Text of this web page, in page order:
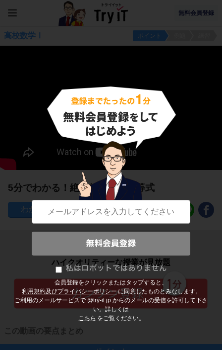
無料会員登録
会員登録をクリックまたはタップすると、
利用規約及びプライバシーポリシー に同意したものとみなします。
ご利用のメールサービスで @try-it.jp からのメールの受信を許可して下さ
い。詳しくは
こちら をご覧ください。
高校数学Ⅰ ポイント
5分でわかる！絶対値を含む不等式
568
子どもの勉強から大人の学び直しまで
ハイクオリティーな授業が見放題
この動画の要点まとめ